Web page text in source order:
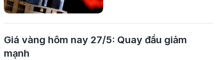
Giá vàng hôm nay 27/5: Quay đầu giảm
mạnh